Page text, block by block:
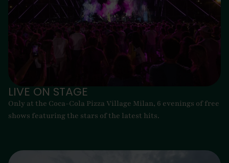
LIVE ON STAGE
Only at the Coca-Cola Pizza Village Milan, 6 evenings of free
shows featuring the stars of the latest hits.